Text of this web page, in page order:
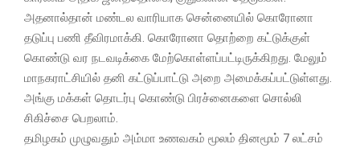
அதனால்தான் மண்டல வாரியாக சென்னையில் கொரோனா
தடுப்பு பணி தீவிரமாக்கி. கொரோனா தொற்றை கட்டுக்குள்
கொண்டு வர நடவடிக்கை மேற்கொள்ளப்பட்டிருக்கிறது. மேலும்
மாநகராட்சியில் தனி கட்டுப்பாட்டு அறை அமைக்கப்பட்டுள்ளது.
அங்கு மக்கள் தொடர்பு கொண்டு பிரச்னைகளை சொல்லி
சிகிச்சை பெறலாம்.
தமிழகம் முழுவதும் அம்மா உணவகம் மூலம் தினமூம் 7 லட்சம்